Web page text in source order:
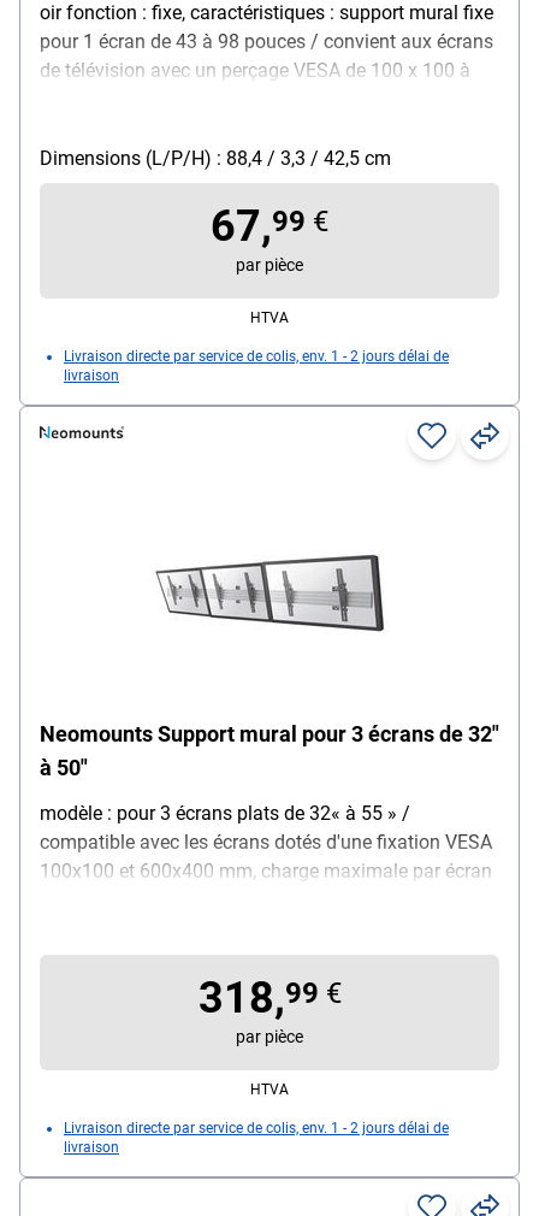
oir fonction : fixe, caractéristiques : support mural fixe
pour 1 écran de 43 à 98 pouces / convient aux écrans
de télévision avec un perçage VESA de 100 x 100 à
magnétique « Pull & Release » pour une installation
facile, couleur : noir, réglage en hauteur : 2 cm,
capacité de charge : 100 kg, distance par rapport au
mur : 3,3 cm, taille de l'écran : min. 109,22 cm / max.
248,92 cm, dimensions (L/P/H) : 88,4/3,3/42,5 cm,
matériau : acier, contenu de la livraison : support
mural pour téléviseur / vis antivol / niveau à bulle /
gabarit de fixation
Dimensions (L/P/H) : 88,4 / 3,3 / 42,5 cm
67,99 €
par pièce
HTVA
Livraison directe par service de colis, env. 1 - 2 jours délai de
livraison
Neomounts Support mural pour 3 écrans de 32"
à 50"
modèle : pour 3 écrans plats de 32« à 55 » /
compatible avec les écrans dotés d'une fixation VESA
100x100 et 600x400 mm, charge maximale par écran
support mural pour écrans / matériel de fixation
318,99 €
par pièce
HTVA
Livraison directe par service de colis, env. 1 - 2 jours délai de
livraison